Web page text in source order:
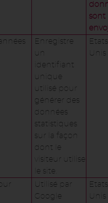
sont
Enregistre
un
identifiant
unique
utilisé pour
générer des
données
statistiques
sur la façon
dont le
visiteur utilise
le site.
Unis
Utilisé par
Google
Unis